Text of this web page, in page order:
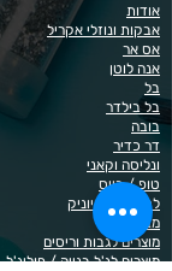
אודות
אבקות ונוזלי אקריל
אס אר
אנה לוטן
בל
בל בילדר
בובה
דר כדיר
ונליסה וקאני
טופ / בייס
לק רגיל לה יוניק
מבצעים
מוצרים לגבות וריסים
מוצרים לג'ל בנייה / פוליג'ל